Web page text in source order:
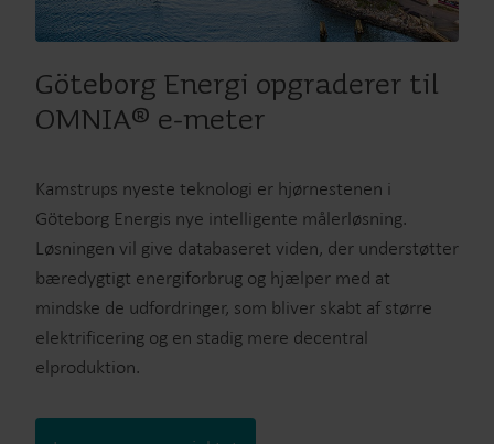
Göteborg Energi opgraderer til
OMNIA® e-meter
Kamstrups nyeste teknologi er hjørnestenen i
Göteborg Energis nye intelligente målerløsning.
Løsningen vil give databaseret viden, der understøtter
bæredygtigt energiforbrug og hjælper med at
mindske de udfordringer, som bliver skabt af større
elektrificering og en stadig mere decentral
elproduktion.